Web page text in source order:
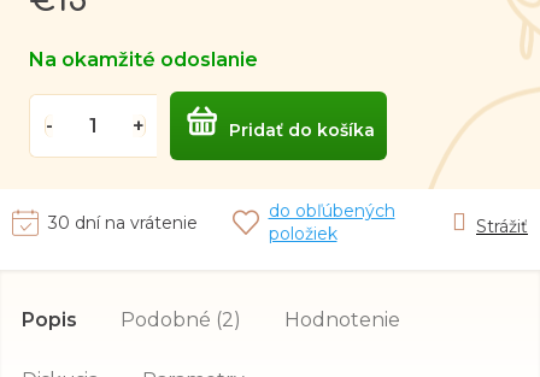
Na okamžité odoslanie
Pridať do košíka
30 dní na vrátenie
do obľúbených
položiek
Strážiť
Popis Podobné (2) Hodnotenie